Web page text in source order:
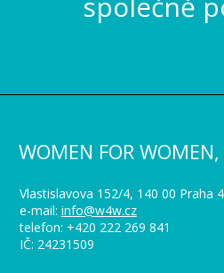
WOMEN FOR
Vlastislavova 152/4, 140 00 Praha 4
e-mail: info@w4w.cz
telefon: +420 222 269 841
IČ: 24231509